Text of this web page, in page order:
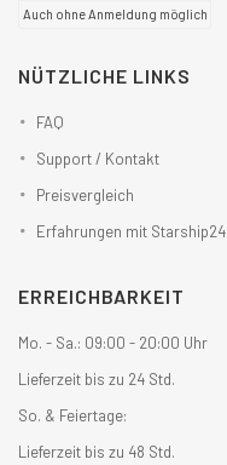
Auch ohne Anmeldung möglich
NÜTZLICHE LINKS
FAQ
Support / Kontakt
Preisvergleich
Erfahrungen mit Starship24
ERREICHBARKEIT
Mo. - Sa.: 09:00 - 20:00 Uhr
Lieferzeit bis zu 24 Std.
So. & Feiertage:
Lieferzeit bis zu 48 Std.